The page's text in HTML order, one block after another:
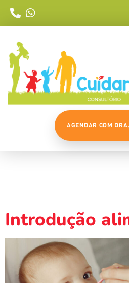
AGENDAR COM
Introdução